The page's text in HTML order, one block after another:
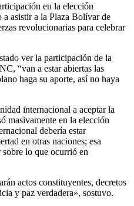
en la elección
asistir a la Plaza Bolívar de
revolucionarias para celebrar
ver la participación de la
“van a estar abiertas las
haga su aporte, así no haya
internacional a aceptar la
masivamente en la elección
debería estar
en otras naciones; esa
sobre lo que ocurrió en
actos constituyentes, decretos
y paz verdadera», sostuvo.